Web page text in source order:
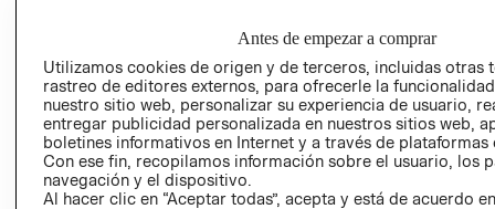
TRANSPARENCIA
PETICIONES
QUEJAS Y
RECLAMOS
Antes de empezar a comprar
Utilizamos cookies de origen y de terceros, incluidas otras
rastreo de editores externos, para ofrecerle la
nuestro sitio web, personalizar su experiencia de usuario,
entregar publicidad personalizada en nuestros sitios web,
boletines informativos en Internet y a través de plataformas
Con ese fin, recopilamos información sobre el usuario, los
navegación y el dispositivo.
Al hacer clic en “Aceptar todas”, acepta y está de acuerdo